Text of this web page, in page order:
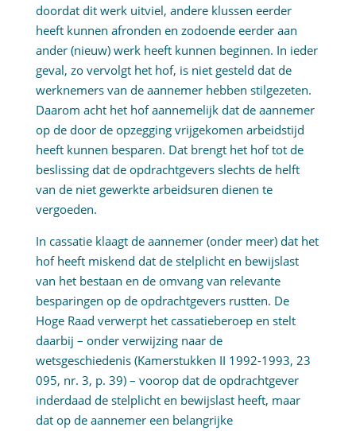
doordat dit werk uitviel, andere klussen eerder
heeft kunnen afronden en zodoende eerder aan
ander (nieuw) werk heeft kunnen beginnen. In ieder
geval, zo vervolgt het hof, is niet gesteld dat de
werknemers van de aannemer hebben stilgezeten.
Daarom acht het hof aannemelijk dat de aannemer
op de door de opzegging vrijgekomen arbeidstijd
heeft kunnen besparen. Dat brengt het hof tot de
beslissing dat de opdrachtgevers slechts de helft
van de niet gewerkte arbeidsuren dienen te
vergoeden.
In cassatie klaagt de aannemer (onder meer) dat het
hof heeft miskend dat de stelplicht en bewijslast
van het bestaan en de omvang van relevante
besparingen op de opdrachtgevers rustten. De
Hoge Raad verwerpt het cassatieberoep en stelt
daarbij – onder verwijzing naar de
wetsgeschiedenis (Kamerstukken II 1992-1993, 23
095, nr. 3, p. 39) – voorop dat de opdrachtgever
inderdaad de stelplicht en bewijslast heeft, maar
dat op de aannemer een belangrijke